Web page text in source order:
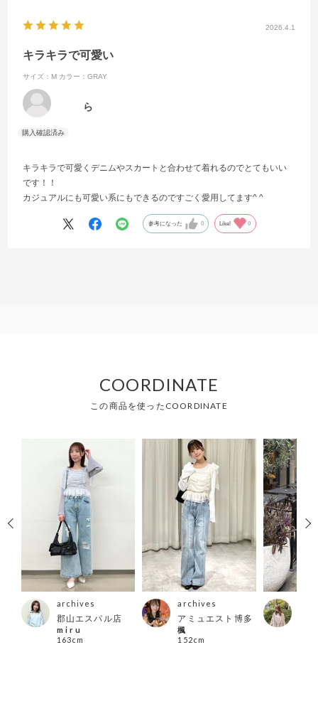
2026.4.1
キラキラで可愛い
サイズ：M カラー：GRAY
ら
キラキラで可愛くデニムやスカートと合わせて着れるのでとてもいい
です！！
カジュアルにも可愛い系にもできるのですごく愛用してます^ ^
参考になった 0 Like! 0
COORDINATE
この商品を使ったCOORDINATE
archives
郡山エスパル店
m i r u
163cm
archives
アミュエスト博多
楓
152cm